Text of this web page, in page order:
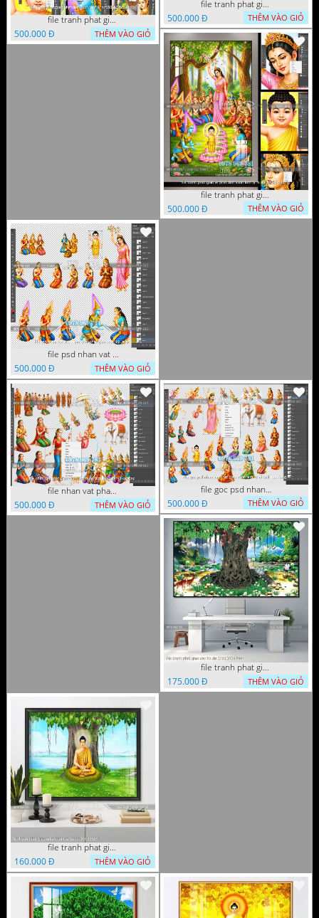
file tranh phat giao phat dan vuon lam ty ni 05052026 dao t3
500.000 Đ
THÊM VÀO GIỎ
file tranh phat giao phat dan vuon lam ty ni 05052026 dao t1
500.000 Đ
THÊM VÀO GIỎ
file tranh phat giao le phat dan vuon lam ty ni 05052026 dao t2
500.000 Đ
THÊM VÀO GIỎ
file psd nhan vat vuon lam ty ni phat giao tach lop layer
500.000 Đ
THÊM VÀO GIỎ
file nhan vat phat giao vuon lam ty ni tach lop layer in cat cnc
500.000 Đ
THÊM VÀO GIỎ
file goc psd nhan vat phat giao vuon lam ty ni tach lop rieng
500.000 Đ
THÊM VÀO GIỎ
file tranh phat giao cay bo de 23012024 hieu
175.000 Đ
THÊM VÀO GIỎ
file tranh phat giao adia duoi cay bo de 20012024
160.000 Đ
THÊM VÀO GIỎ